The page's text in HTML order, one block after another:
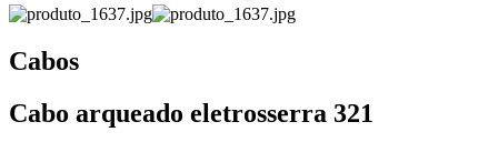
Cabos
Cabo arqueado eletrosserra 321